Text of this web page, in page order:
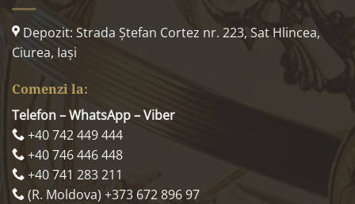
Depozit: Strada Ştefan Cortez nr. 223, Sat Hlincea,
Ciurea, Iaşi
Comenzi la:
Telefon – WhatsApp – Viber
+40 742 449 444
+40 746 446 448
+40 741 283 211
(R. Moldova) +373 672 896 97